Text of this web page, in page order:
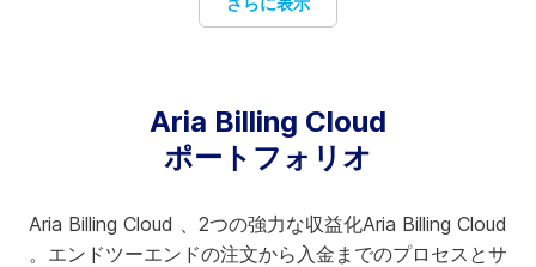
プライベート・スイート・オプション
当社のプレミアムプライベートスイートオプションは、純
粋なSaaSの利点と、お客様のデータソブリンニーズを満た
ます。
Aria Billing Cloud
ポートフォリオ
Aria Billing Cloud 、2つの強力な収益化Aria Billing Cloud
。エンドツーエンドの注文から入金までのプロセスとサ